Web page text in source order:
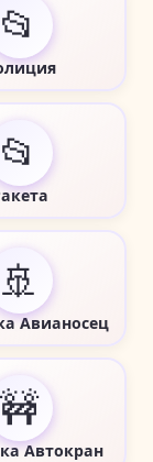
📂
📂
🚢
Авианосец
🚧
Автокран